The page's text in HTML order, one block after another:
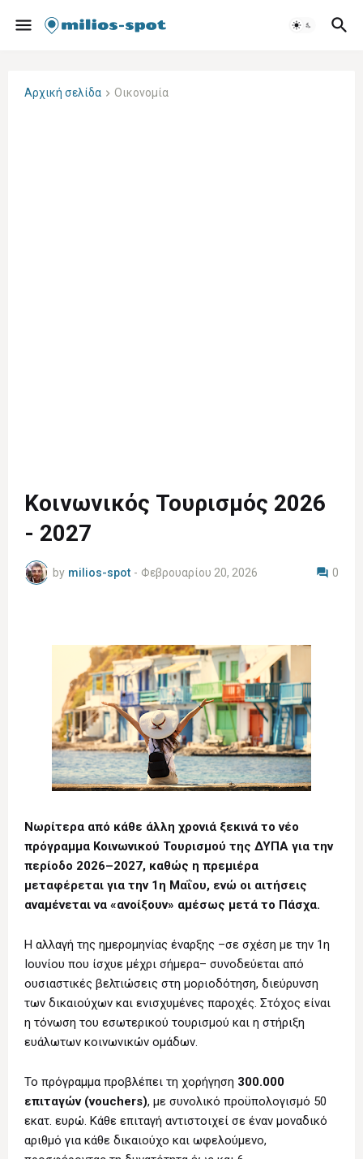
Αρχική σελίδα Οικονομία
Κοινωνικός Τουρισμός 2026
- 2027
by milios-spot - Φεβρουαρίου 20, 2026 0
Νωρίτερα από κάθε άλλη χρονιά ξεκινά το νέο
πρόγραμμα Κοινωνικού Τουρισμού της ΔΥΠΑ για την
περίοδο 2026–2027, καθώς η πρεμιέρα
μεταφέρεται για την 1η Μαΐου, ενώ οι αιτήσεις
αναμένεται να «ανοίξουν» αμέσως μετά το Πάσχα.
Η αλλαγή της ημερομηνίας έναρξης –σε σχέση με την 1η
Ιουνίου που ίσχυε μέχρι σήμερα– συνοδεύεται από
ουσιαστικές βελτιώσεις στη μοριοδότηση, διεύρυνση
των δικαιούχων και ενισχυμένες παροχές. Στόχος είναι
η τόνωση του εσωτερικού τουρισμού και η στήριξη
ευάλωτων κοινωνικών ομάδων.
Το πρόγραμμα προβλέπει τη χορήγηση 300.000
επιταγών (vouchers), με συνολικό προϋπολογισμό 50
εκατ. ευρώ. Κάθε επιταγή αντιστοιχεί σε έναν μοναδικό
αριθμό για κάθε δικαιούχο και ωφελούμενο,